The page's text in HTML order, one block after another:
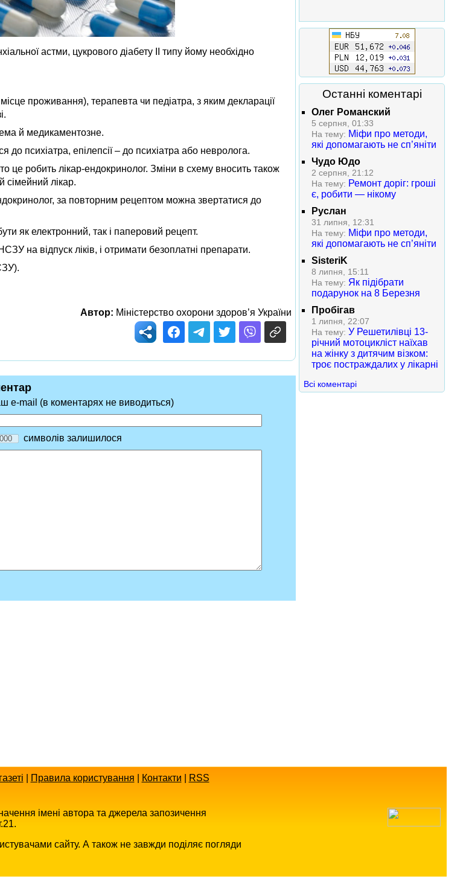
астми, цукрового діабету ІІ типу йому необхідно
проживання), терапевта чи педіатра, з яким декларації
й медикаментозне.
до психіатра, епілепсії – до психіатра або невролога.
це робить лікар-ендокринолог. Зміни в схему вносить також
сімейний лікар.
за повторним рецептом можна звертатися до
як електронний, так і паперовий рецепт.
на відпуск ліків, і отримати безоплатні препарати.
Автор: Міністерство охорони здоров’я України
e-mail (в коментарях не виводиться)
символів залишилося
Останні коментарі
Олег Романский
5 серпня, 01:33
На тему: Міфи про методи,
які допомагають не сп’яніти
Чудо Юдо
2 серпня, 21:12
На тему: Ремонт доріг: гроші
є, робити — нікому
Руслан
31 липня, 12:31
На тему: Міфи про методи,
які допомагають не сп’яніти
SisteriK
8 липня, 15:11
На тему: Як підібрати
подарунок на 8 Березня
Пробігав
1 липня, 22:07
На тему: У Решетилівці 13-
річний мотоцикліст наїхав
на жінку з дитячим візком:
троє постраждалих у лікарні
Всі коментарі
Правила користування Контакти RSS
імені автора та джерела запозичення
сайту. А також не завжди поділяє погляди